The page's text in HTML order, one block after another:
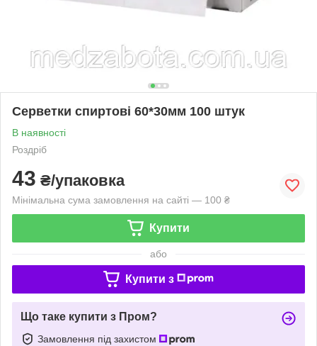
Серветки спиртові 60*30мм 100 штук
В наявності
Роздріб
43 ₴/упаковка
Мінімальна сума замовлення на сайті — 100 ₴
Купити
або
Купити з
Що таке купити з Пром?
Замовлення під захистом